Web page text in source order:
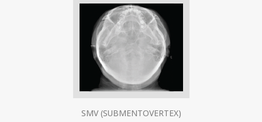
SMV (SUBMENTOVERTEX)